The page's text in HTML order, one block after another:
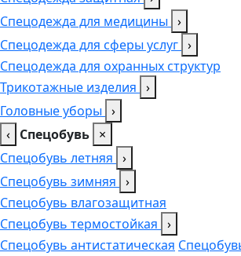
Спецодежда для медицины ›
Спецодежда для сферы услуг ›
Спецодежда для охранных структур
Трикотажные изделия ›
Головные уборы ›
‹ Спецобувь ×
Спецобувь летняя ›
Спецобувь зимняя ›
Спецобувь влагозащитная
Спецобувь термостойкая ›
Спецобувь антистатическая